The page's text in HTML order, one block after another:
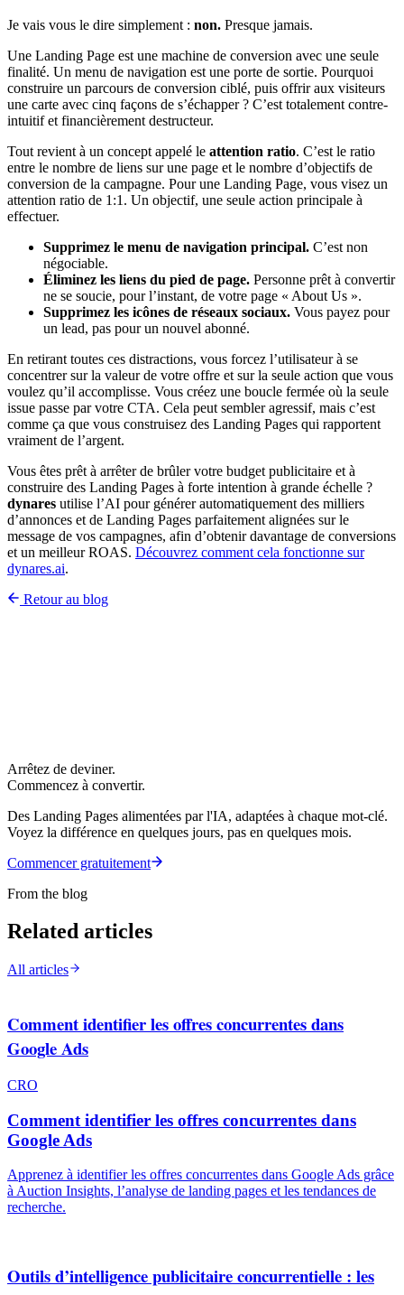
Je vais vous le dire simplement : non. Presque jamais.
Une Landing Page est une machine de conversion avec une seule
finalité. Un menu de navigation est une porte de sortie. Pourquoi
construire un parcours de conversion ciblé, puis offrir aux visiteurs
une carte avec cinq façons de s’échapper ? C’est totalement contre-
intuitif et financièrement destructeur.
Tout revient à un concept appelé le attention ratio. C’est le ratio
entre le nombre de liens sur une page et le nombre d’objectifs de
conversion de la campagne. Pour une Landing Page, vous visez un
attention ratio de 1:1. Un objectif, une seule action principale à
effectuer.
Supprimez le menu de navigation principal. C’est non
négociable.
Éliminez les liens du pied de page. Personne prêt à convertir
ne se soucie, pour l’instant, de votre page « About Us ».
Supprimez les icônes de réseaux sociaux. Vous payez pour
un lead, pas pour un nouvel abonné.
En retirant toutes ces distractions, vous forcez l’utilisateur à se
concentrer sur la valeur de votre offre et sur la seule action que vous
voulez qu’il accomplisse. Vous créez une boucle fermée où la seule
issue passe par votre CTA. Cela peut sembler agressif, mais c’est
comme ça que vous construisez des Landing Pages qui rapportent
vraiment de l’argent.
Vous êtes prêt à arrêter de brûler votre budget publicitaire et à
construire des Landing Pages à forte intention à grande échelle ?
dynares utilise l’AI pour générer automatiquement des milliers
d’annonces et de Landing Pages parfaitement alignées sur le
message de vos campagnes, afin d’obtenir davantage de conversions
et un meilleur ROAS. Découvrez comment cela fonctionne sur
dynares.ai.
Retour au blog
Arrêtez de deviner.
Commencez à convertir.
Des Landing Pages alimentées par l'IA, adaptées à chaque mot-clé.
Voyez la différence en quelques jours, pas en quelques mois.
Commencer gratuitement
From the blog
Related articles
All articles
Comment identifier les offres concurrentes dans
Google Ads
CRO
Comment identifier les offres concurrentes dans
Google Ads
Apprenez à identifier les offres concurrentes dans Google Ads grâce
à Auction Insights, l’analyse de landing pages et les tendances de
recherche.
Outils d’intelligence publicitaire concurrentielle : les